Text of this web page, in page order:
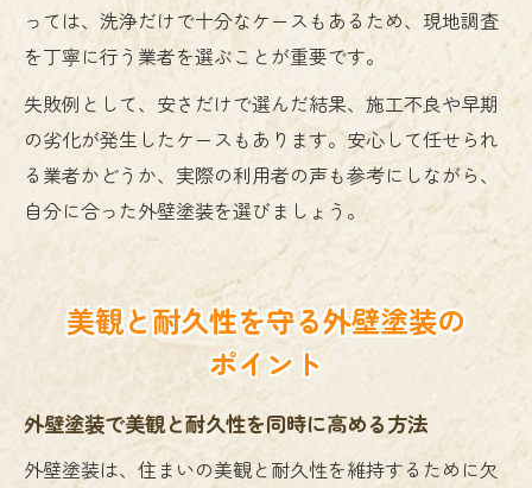
っては、洗浄だけで十分なケースもあるため、現地調査
を丁寧に行う業者を選ぶことが重要です。
失敗例として、安さだけで選んだ結果、施工不良や早期
の劣化が発生したケースもあります。安心して任せられ
る業者かどうか、実際の利用者の声も参考にしながら、
自分に合った外壁塗装を選びましょう。
美観と耐久性を守る外壁塗装の
ポイント
外壁塗装で美観と耐久性を同時に高める方法
外壁塗装は、住まいの美観と耐久性を維持するために欠